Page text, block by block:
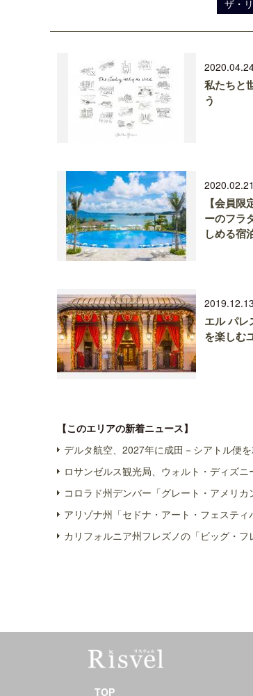
ザ・
私たちと
う
2020.02.21
【会員
ーのフラ
しめる宿
2019.12.13
エル パレ
を楽しむ
【このエリアの新着ニュース】
デルタ航空、2027年に成田－シアトル便
ロサンゼルス観光局、ウォルト・ディズ
コロラド州デンバー「グレート・アメリ
アリゾナ州「セドナ・アート・フェステ
カリフォルニア州フレズノの「ビッグ・
TOP